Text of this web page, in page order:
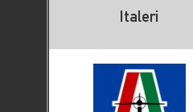
Italeri